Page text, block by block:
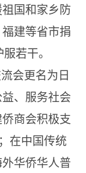
国和家乡防
建等省市捐
若干。
会更名为日
、服务社会
商会积极支
在中国传统
华侨华人普